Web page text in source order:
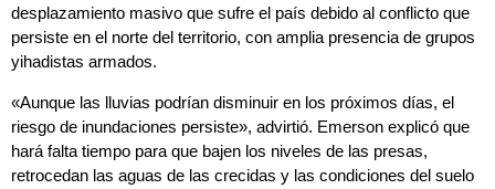
desplazamiento masivo que sufre el país debido al conflicto que
persiste en el norte del territorio, con amplia presencia de grupos
yihadistas armados.
«Aunque las lluvias podrían disminuir en los próximos días, el
riesgo de inundaciones persiste», advirtió. Emerson explicó que
hará falta tiempo para que bajen los niveles de las presas,
retrocedan las aguas de las crecidas y las condiciones del suelo